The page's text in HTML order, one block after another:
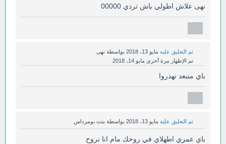
نهى علاش اطولي باش تردي 00000
تم التعليق عليه مايو 13، 2018 بواسطة نهى
تم الإظهار مرة أخرى مايو 14، 2018
باي منبعد نهدروا
تم التعليق عليه مايو 13، 2018 بواسطة بنت بومرداس
باي عمري اطهلاي في روحك مام انا نروح